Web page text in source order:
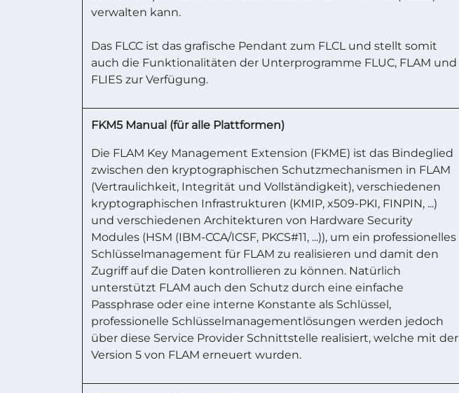
verwalten kann.
Das FLCC ist das grafische Pendant zum FLCL und stellt somit
auch die Funktionalitäten der Unterprogramme FLUC, FLAM und
FLIES zur Verfügung.
FKM5 Manual (für alle Plattformen)
Die FLAM Key Management Extension (FKME) ist das Bindeglied
zwischen den kryptographischen Schutzmechanismen in FLAM
(Vertraulichkeit, Integrität und Vollständigkeit), verschiedenen
kryptographischen Infrastrukturen (KMIP, x509-PKI, FINPIN, ...)
und verschiedenen Architekturen von Hardware Security
Modules (HSM (IBM-CCA/ICSF, PKCS#11, ...)), um ein professionelles
Schlüsselmanagement für FLAM zu realisieren und damit den
Zugriff auf die Daten kontrollieren zu können. Natürlich
unterstützt FLAM auch den Schutz durch eine einfache
Passphrase oder eine interne Konstante als Schlüssel,
professionelle Schlüsselmanagementlösungen werden jedoch
über diese Service Provider Schnittstelle realisiert, welche mit der
Version 5 von FLAM erneuert wurden.